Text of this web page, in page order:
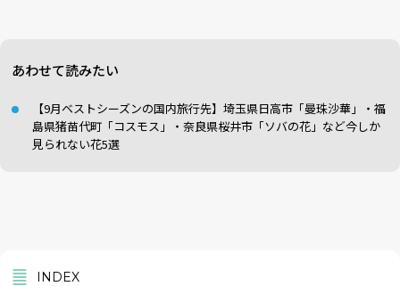
あわせて読みたい
【9月ベストシーズンの国内旅行先】埼玉県日高市「曼珠沙華」・福
島県猪苗代町「コスモス」・奈良県桜井市「ソバの花」など今しか
見られない花5選
INDEX